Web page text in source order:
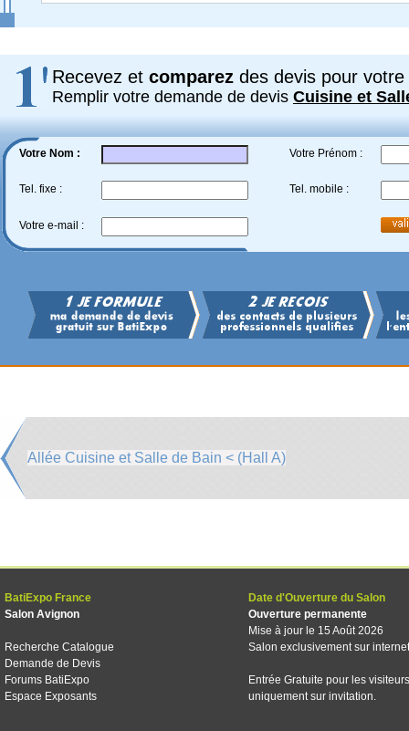
Recevez et comparez des devis pour votre
Remplir votre demande de devis Cuisine et
Votre Nom : Votre Prénom :
Tel. fixe : Tel. mobile :
Votre e-mail :
Allée Cuisine et Salle de Bain < (Hall A)
BatiExpo France
Salon Avignon
Recherche Catalogue
Demande de Devis
Forums BatiExpo
Espace Exposants
Date d'Ouverture du Salon
Ouverture permanente
Mise à jour le 15 Août 2026
Salon exclusivement sur internet
Entrée Gratuite pour les visiteurs
uniquement sur invitation.